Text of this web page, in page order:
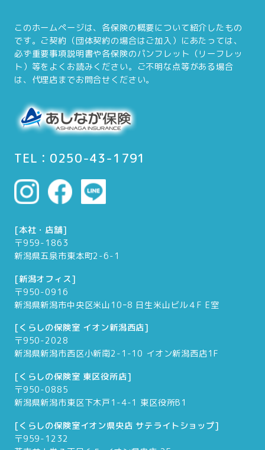
このホームページは、各保険の概要について紹介したもの
です。ご契約（団体契約の場合はご加入）にあたっては、
必ず重要事項説明書や各保険のパンフレット（リーフレッ
ト）等をよくお読みください。ご不明な点等がある場合
は、代理店までお問合せください。
TEL：0250-43-1791
[本社・店舗]
〒959-1863
新潟県五泉市東本町2-6-1
[新潟オフィス]
〒950-0916
新潟県新潟市中央区米山10ｰ8 日生米山ビル４F E室
[くらしの保険室 イオン新潟西店]
〒950-2028
新潟県新潟市西区小新南2-1-10 イオン新潟西店1F
[くらしの保険室 東区役所店]
〒950-0885
新潟県新潟市東区下木戸1-4-1 東区役所B1
[くらしの保険室イオン県央店 サテライトショップ]
〒959-1232